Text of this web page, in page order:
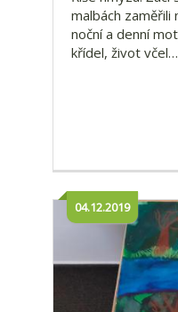
malbách zaměřili
noční a denní
křídel, život včel…
04.12.2019